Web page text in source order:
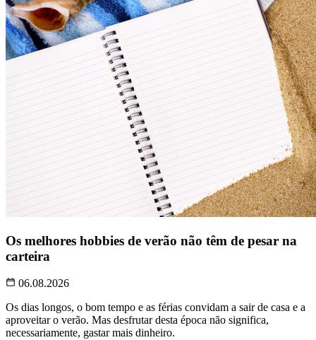
Os melhores hobbies de verão não têm de pesar na
carteira
06.08.2026
Os dias longos, o bom tempo e as férias convidam a sair de casa e a
aproveitar o verão. Mas desfrutar desta época não significa,
necessariamente, gastar mais dinheiro.